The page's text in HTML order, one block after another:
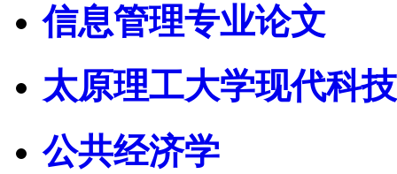
信息管理专业论文
太原理工大学现代科
公共经济学